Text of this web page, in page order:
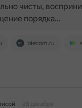
biecom.ru
чисты,
порядка…
28 декабря